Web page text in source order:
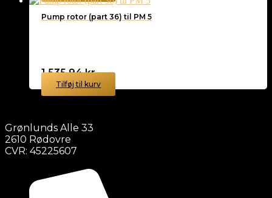
Pump rotor (part 36) til PM 5
1.535,94kr.
Tilføj til kurv
Grønlunds Alle 33
2610 Rødovre
CVR: 45225607